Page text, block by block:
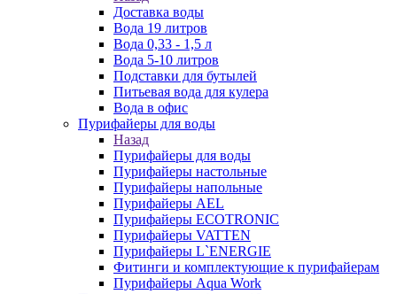
Доставка воды
Вода 19 литров
Вода 0,33 - 1,5 л
Вода 5-10 литров
Подставки для бутылей
Питьевая вода для кулера
Вода в офис
Пурифайеры для воды
Назад
Пурифайеры для воды
Пурифайеры настольные
Пурифайеры напольные
Пурифайеры AEL
Пурифайеры ECOTRONIC
Пурифайеры VATTEN
Пурифайеры L`ENERGIE
Фитинги и комплектующие к пурифайерам
Пурифайеры Aqua Work